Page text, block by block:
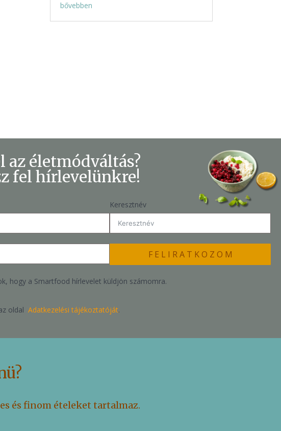
bővebben
az életmódváltás?
fel hírlevelünkre!
Keresztnév
F E L I R A T K O Z O M
hogy a Smartfood hírlevelet küldjön számomra.
oldal Adatkezelési tájékoztatóját.
és finom ételeket tartalmaz.